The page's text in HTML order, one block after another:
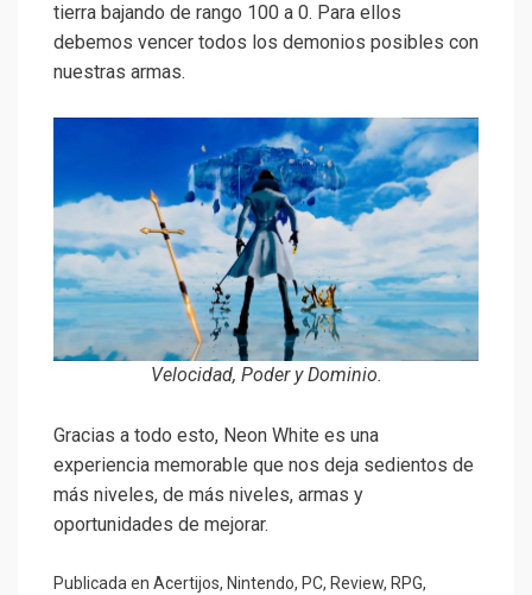
tierra bajando de rango 100 a 0. Para ellos
debemos vencer todos los demonios posibles con
nuestras armas.
Velocidad, Poder y Dominio.
Gracias a todo esto, Neon White es una
experiencia memorable que nos deja sedientos de
más niveles, de más niveles, armas y
oportunidades de mejorar.
Publicada en Acertijos, Nintendo, PC, Review, RPG,